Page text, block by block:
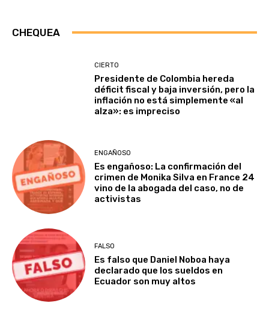
CHEQUEA
CIERTO
Presidente de Colombia hereda
déficit fiscal y baja inversión, pero la
inflación no está simplemente «al
alza»: es impreciso
ENGAÑOSO
Es engañoso: La confirmación del
crimen de Monika Silva en France 24
vino de la abogada del caso, no de
activistas
FALSO
Es falso que Daniel Noboa haya
declarado que los sueldos en
Ecuador son muy altos